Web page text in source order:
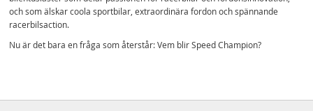
och som älskar coola sportbilar, extraordinära fordon och spännande
racerbilsaction.
Nu är det bara en fråga som återstår: Vem blir Speed Champion?